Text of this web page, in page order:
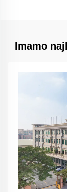
Imamo